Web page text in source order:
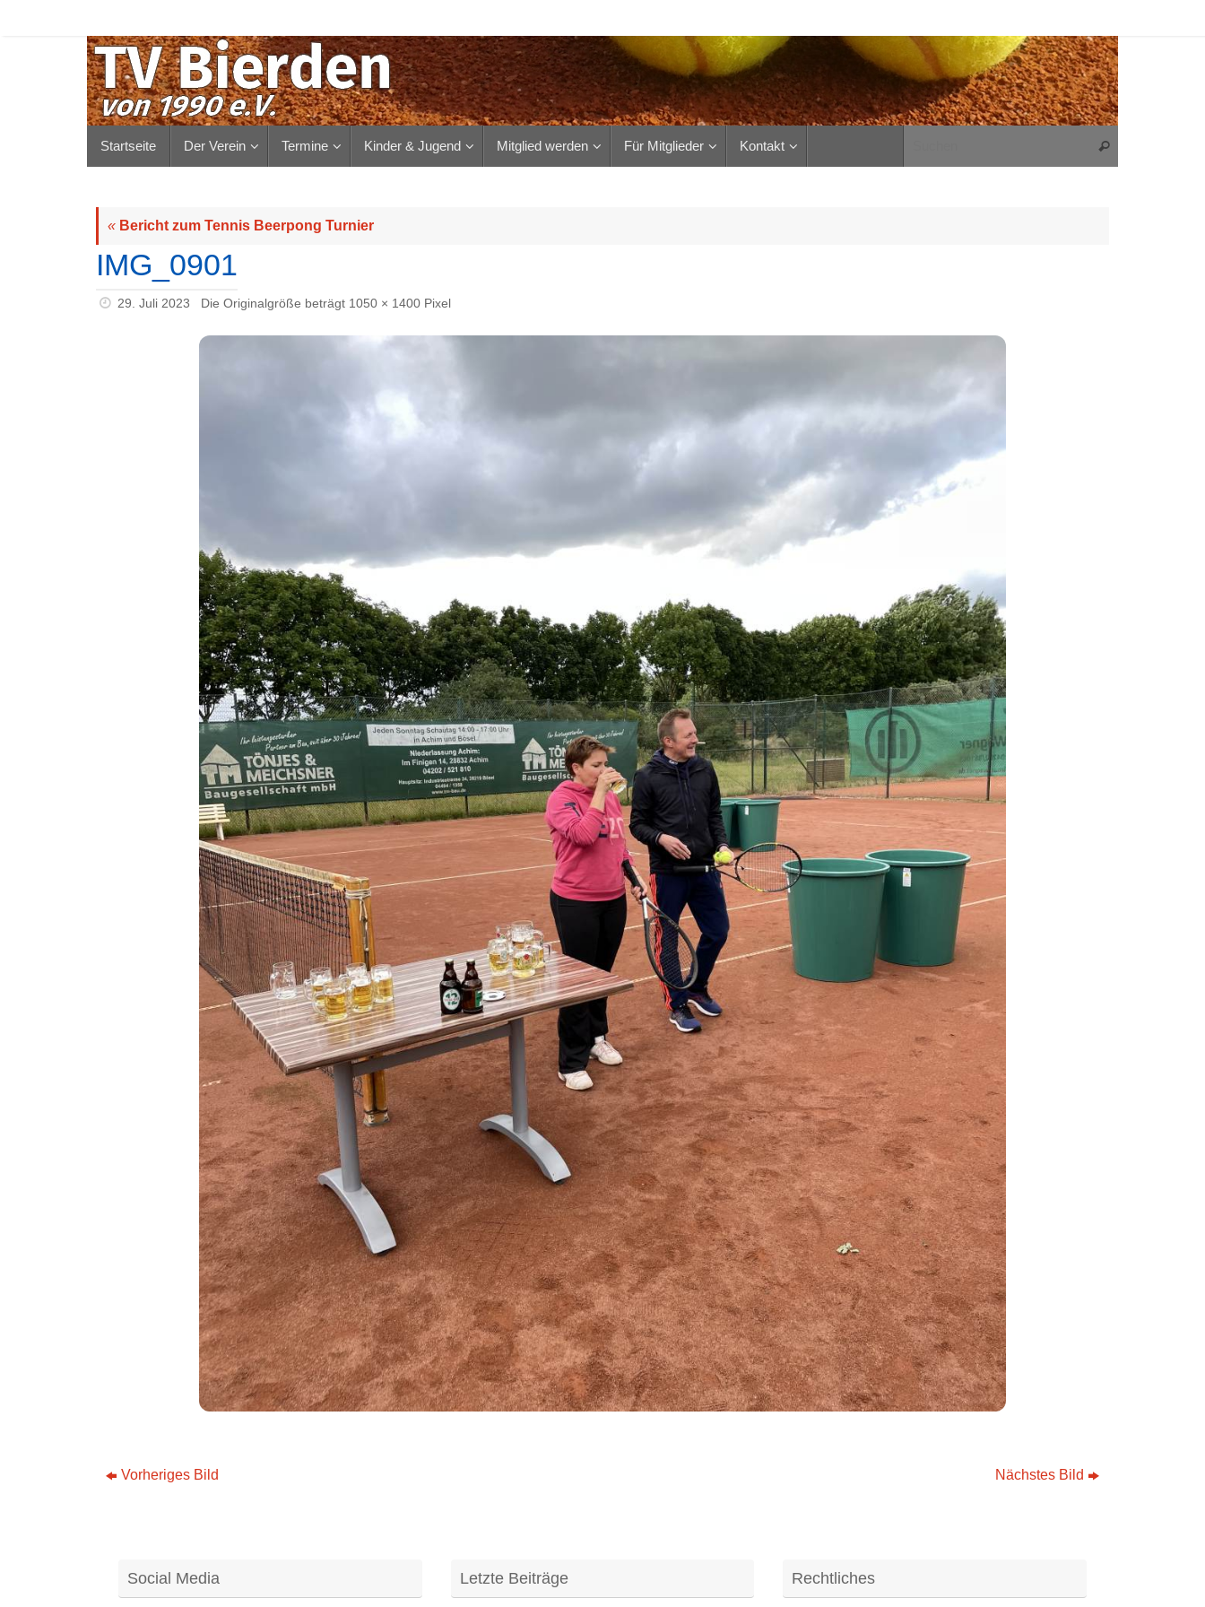
Inhalt
springen
Startseite Der Verein Termine Kinder & Jugend Mitglied werden Für Mitglieder Kontakt Suchen
« Bericht zum Tennis Beerpong Turnier
IMG_0901
29. Juli 2023 Die Originalgröße beträgt 1050 × 1400 Pixel
Vorheriges Bild Nächstes Bild
Social Media Letzte Beiträge Rechtliches